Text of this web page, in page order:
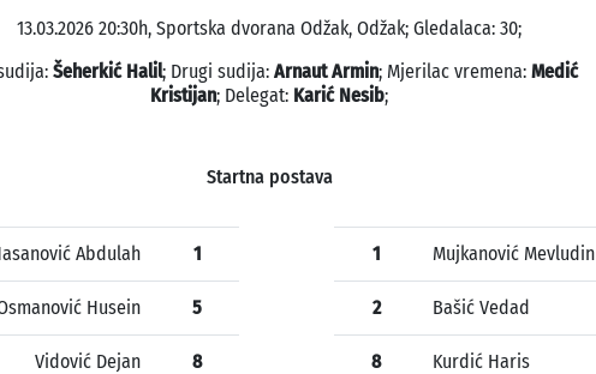
13.03.2026 20:30h, Sportska dvorana Odžak, Odžak; Gledalaca: 30;
Šeherkić Halil; Drugi sudija: Arnaut Armin; Mjerilac vremena: Medić
Kristijan; Delegat: Karić Nesib;
Startna postava
Abdulah 1
Husein 5
Vidović Dejan 8
1 Mujkanović Mevludin
2 Bašić Vedad
8 Kurdić Haris